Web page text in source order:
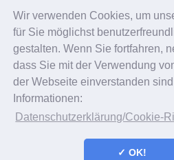
Wir verwenden Cookies, um
für Sie möglichst
gestalten. Wenn Sie fortfahren,
dass Sie mit der Verwendung
der Webseite einverstanden
Informationen:
Datenschutzerklärung/Cookie-
✓ OK!
Programme
personaler Bereich
Kinaesthetics Lebensqualität im Alter
Kinaesthetics Gesundheit am
Kinaesthetics Kreatives Lernen
professionaler Bereich
Kinaesthetics in der Pflege
Kinaesthetics Pflegende Angehörige
Kinaesthetics in der Erziehung